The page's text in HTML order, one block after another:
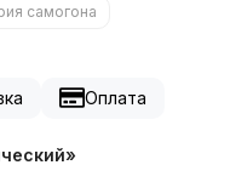
самогона
Оплата